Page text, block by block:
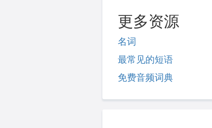
更多资源
名词
最常见的短语
免费音频词典